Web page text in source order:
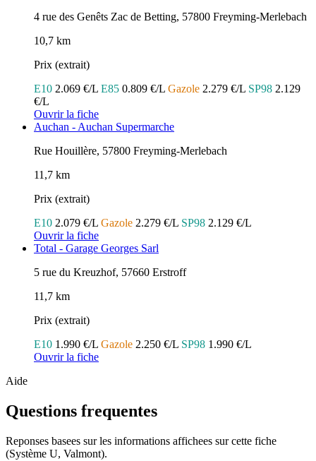
4 rue des Genêts Zac de Betting, 57800 Freyming-Merlebach
10,7 km
Prix (extrait)
E10 2.069 €/L E85 0.809 €/L Gazole 2.279 €/L SP98 2.129
€/L
Ouvrir la fiche
Auchan - Auchan Supermarche
Rue Houillère, 57800 Freyming-Merlebach
11,7 km
Prix (extrait)
E10 2.079 €/L Gazole 2.279 €/L SP98 2.129 €/L
Ouvrir la fiche
Total - Garage Georges Sarl
5 rue du Kreuzhof, 57660 Erstroff
11,7 km
Prix (extrait)
E10 1.990 €/L Gazole 2.250 €/L SP98 1.990 €/L
Ouvrir la fiche
Aide
Questions frequentes
Reponses basees sur les informations affichees sur cette fiche
(Système U, Valmont).